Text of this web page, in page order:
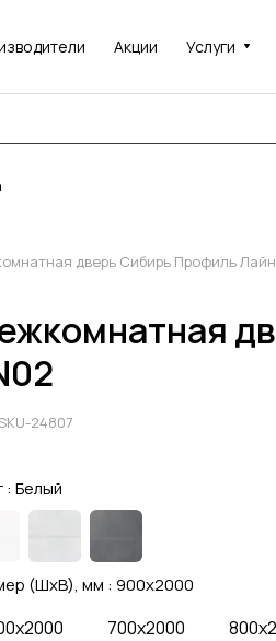
Акции Услуги
дверь Сибирь Профиль
SKU-24807
: Белый
(ШхВ), мм : 900x2000
700x2000